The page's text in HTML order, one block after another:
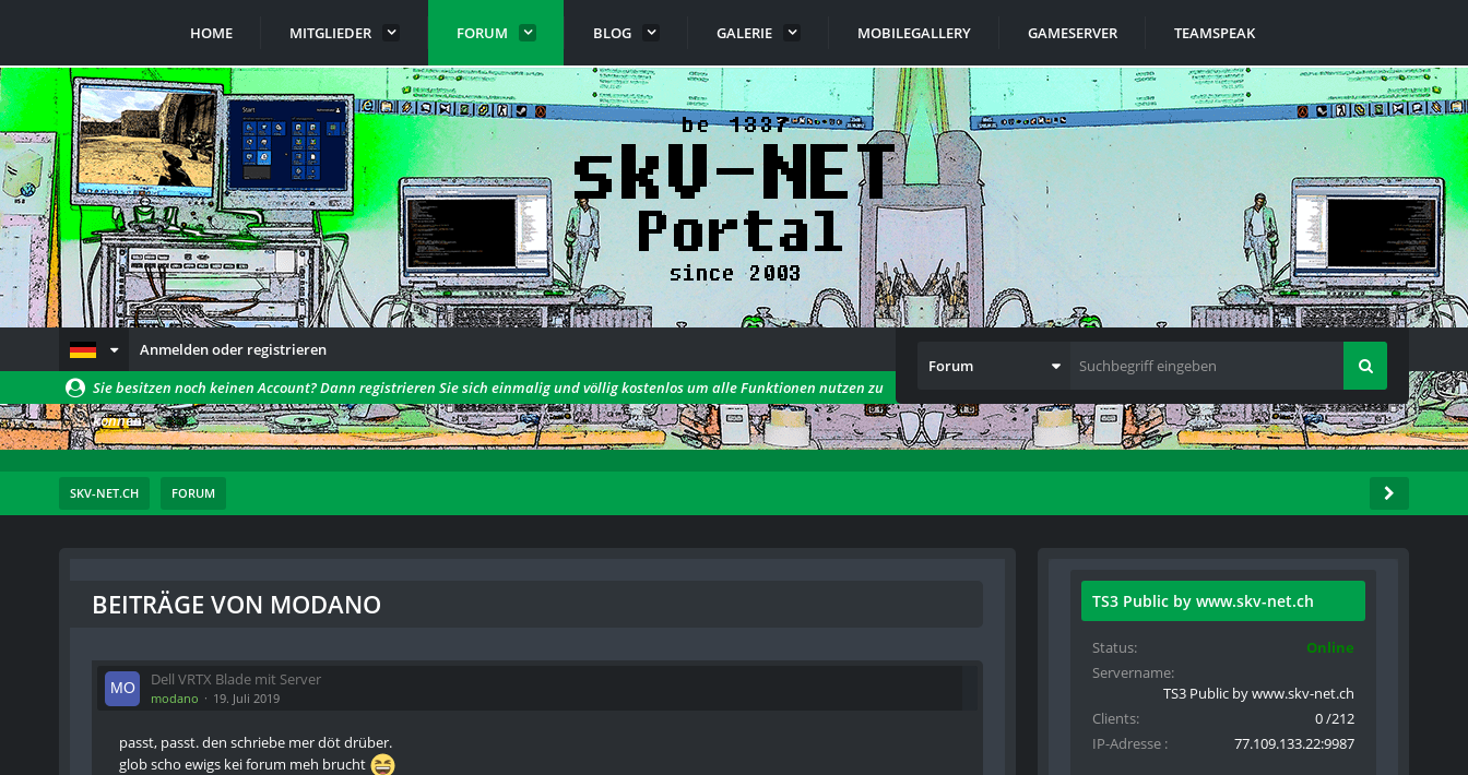
HOME MITGLIEDER FORUM BLOG GALERIE MOBILEGALLERY GAMESERVER TEAMSPEAK
Anmelden oder registrieren
Forum
Sie besitzen noch keinen Account? Dann registrieren Sie sich einmalig und völlig kostenlos um alle Funktionen nutzen zu
können!
SKV-NET.CH FORUM
BEITRÄGE VON MODANO
Dell VRTX Blade mit Server
modano 19. Juli 2019
passt, passt. den schriebe mer döt drüber.
glob scho ewigs kei forum meh brucht
TS3 Public by www.skv-net.ch
Status
Online
Servername
TS3 Public by www.skv-net.ch
Clients
0 /212
IP-Adresse
77.109.133.22:9987